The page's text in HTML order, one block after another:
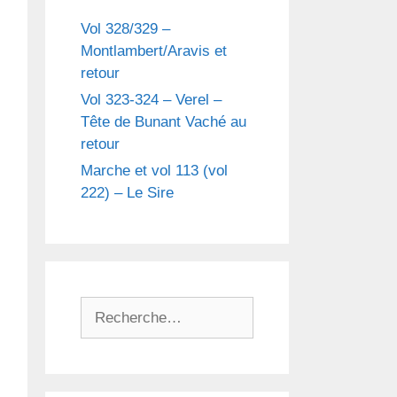
Vol 328/329 –
Montlambert/Aravis et
retour
Vol 323-324 – Verel –
Tête de Bunant Vaché au
retour
Marche et vol 113 (vol
222) – Le Sire